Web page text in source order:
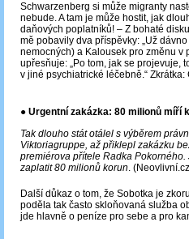
Schwarzenberg si může migranty
nebude. A tam je může hostit, jak
daňových poplatníků! – Z bohaté
mě pobavily dva příspěvky: „Už
nemocných) a Kalousek pro změnu v
upřesňuje: „Po tom, jak se projevuje,
v jiné psychiatrické léčebně.“
● Urgentní zakázka: 80 milionů míří
Tak dlouho stát otálel s výběrem
Viktoriagruppe, až přiklepl zakázku
premiérova přítele Radka
zaplatit 80 milionů korun.
Další důkaz o tom, že Sobotka je
poděla tak často skloňovaná služba
jde hlavně o peníze pro sebe a pro